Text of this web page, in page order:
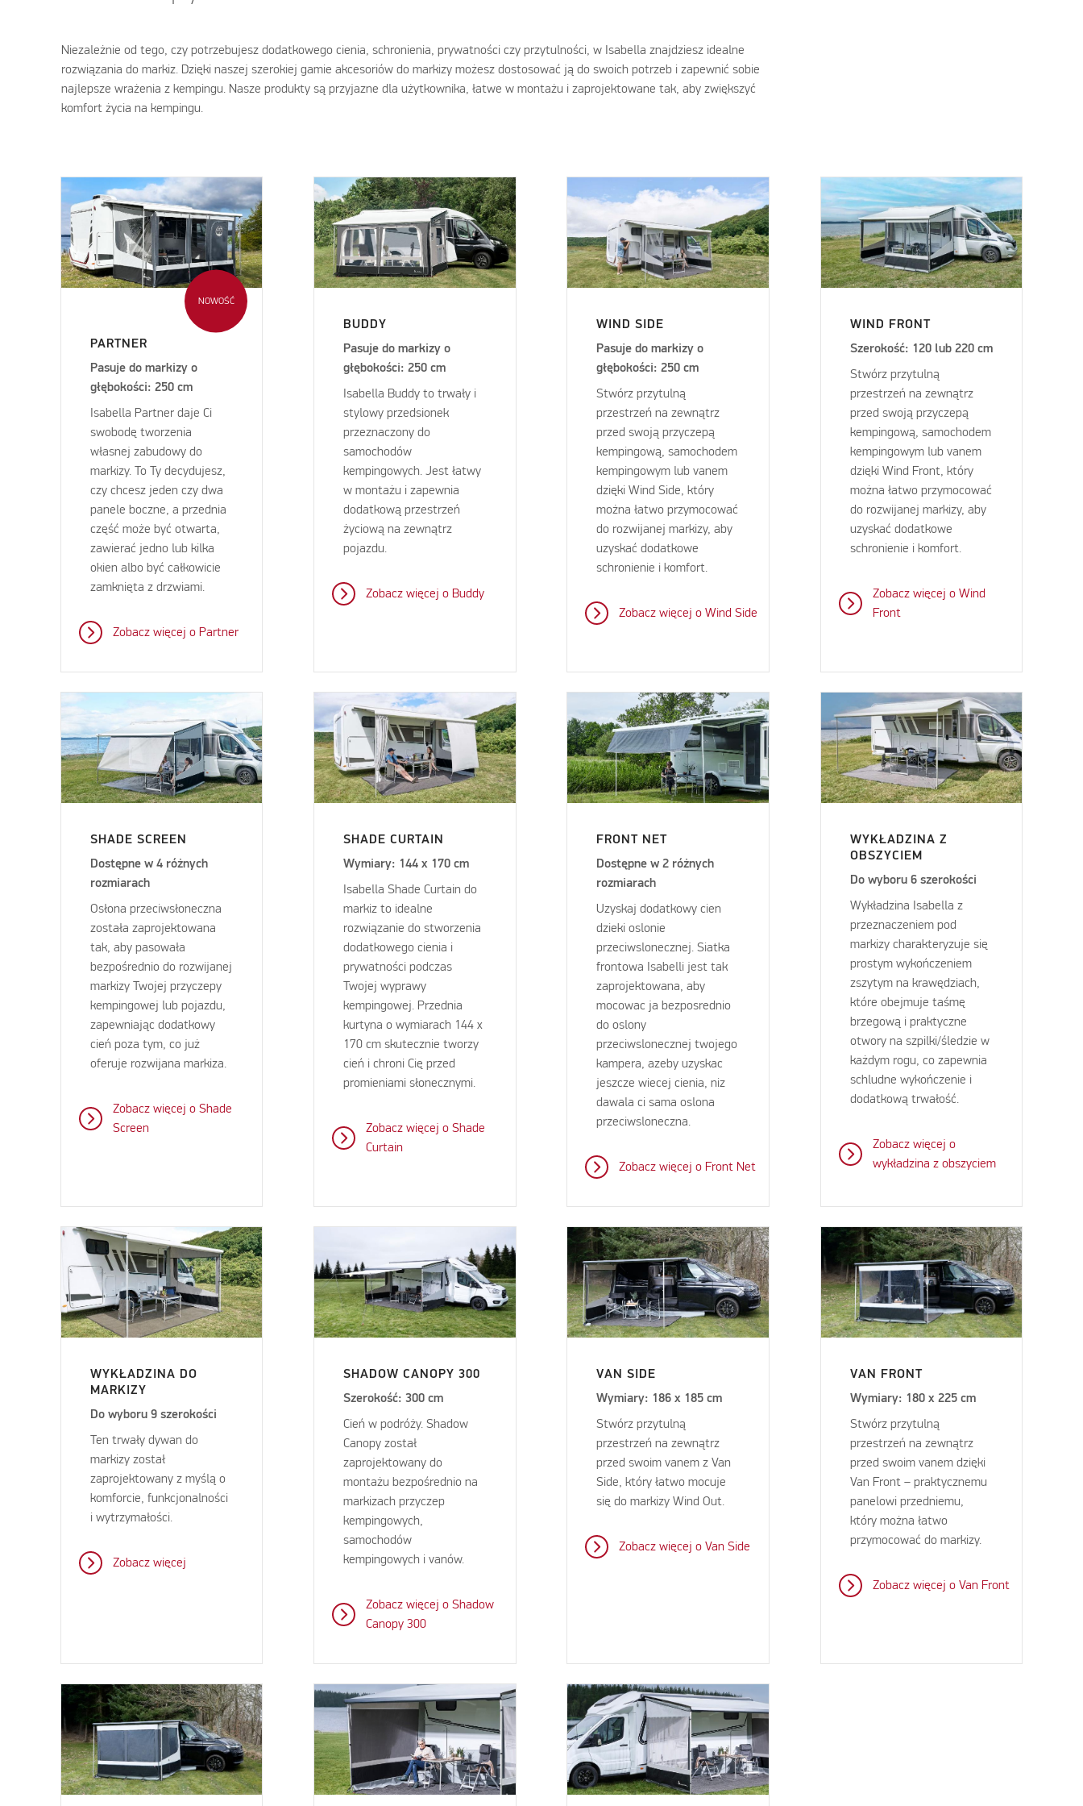
Niezależnie od tego, czy potrzebujesz dodatkowego cienia, schronienia, prywatności czy przytulności, w Isabella znajdziesz idealne
rozwiązania do markiz. Dzięki naszej szerokiej gamie akcesoriów do markizy możesz dostosować ją do swoich potrzeb i zapewnić sobie
najlepsze wrażenia z kempingu. Nasze produkty są przyjazne dla użytkownika, łatwe w montażu i zaprojektowane tak, aby zwiększyć
komfort życia na kempingu.
NOWOŚĆ
PARTNER
Pasuje do markizy o
głębokości: 250 cm
Isabella Partner daje Ci
swobodę tworzenia
własnej zabudowy do
markizy. To Ty decydujesz,
czy chcesz jeden czy dwa
panele boczne, a przednia
część może być otwarta,
zawierać jedno lub kilka
okien albo być całkowicie
zamknięta z drzwiami.
Zobacz więcej o Partner
BUDDY
Pasuje do markizy o
głębokości: 250 cm
Isabella Buddy to trwały i
stylowy przedsionek
przeznaczony do
samochodów
kempingowych. Jest łatwy
w montażu i zapewnia
dodatkową przestrzeń
życiową na zewnątrz
pojazdu.
Zobacz więcej o Buddy
WIND SIDE
Pasuje do markizy o
głębokości: 250 cm
Stwórz przytulną
przestrzeń na zewnątrz
przed swoją przyczepą
kempingową, samochodem
kempingowym lub vanem
dzięki Wind Side, który
można łatwo przymocować
do rozwijanej markizy, aby
uzyskać dodatkowe
schronienie i komfort.
Zobacz więcej o Wind Side
WIND FRONT
Szerokość: 120 lub 220 cm
Stwórz przytulną
przestrzeń na zewnątrz
przed swoją przyczepą
kempingową, samochodem
kempingowym lub vanem
dzięki Wind Front, który
można łatwo przymocować
do rozwijanej markizy, aby
uzyskać dodatkowe
schronienie i komfort.
Zobacz więcej o Wind
Front
SHADE SCREEN
Dostępne w 4 różnych
rozmiarach
Osłona przeciwsłoneczna
została zaprojektowana
tak, aby pasowała
bezpośrednio do rozwijanej
markizy Twojej przyczepy
kempingowej lub pojazdu,
zapewniając dodatkowy
cień poza tym, co już
oferuje rozwijana markiza.
Zobacz więcej o Shade
Screen
SHADE CURTAIN
Wymiary: 144 x 170 cm
Isabella Shade Curtain do
markiz to idealne
rozwiązanie do stworzenia
dodatkowego cienia i
prywatności podczas
Twojej wyprawy
kempingowej. Przednia
kurtyna o wymiarach 144 x
170 cm skutecznie tworzy
cień i chroni Cię przed
promieniami słonecznymi.
Zobacz więcej o Shade
Curtain
FRONT NET
Dostępne w 2 różnych
rozmiarach
Uzyskaj dodatkowy cien
dzieki oslonie
przeciwslonecznej. Siatka
frontowa Isabelli jest tak
zaprojektowana, aby
mocowac ja bezposrednio
do oslony
przeciwslonecznej twojego
kampera, azeby uzyskac
jeszcze wiecej cienia, niz
dawala ci sama oslona
przeciwsloneczna.
Zobacz więcej o Front Net
WYKŁADZINA Z
OBSZYCIEM
Do wyboru 6 szerokości
Wykładzina Isabella z
przeznaczeniem pod
markizy charakteryzuje się
prostym wykończeniem
zszytym na krawędziach,
które obejmuje taśmę
brzegową i praktyczne
otwory na szpilki/śledzie w
każdym rogu, co zapewnia
schludne wykończenie i
dodatkową trwałość.
Zobacz więcej o
wykładzina z obszyciem
WYKŁADZINA DO
MARKIZY
Do wyboru 9 szerokości
Ten trwały dywan do
markizy został
zaprojektowany z myślą o
komforcie, funkcjonalności
i wytrzymałości.
Zobacz więcej
SHADOW CANOPY 300
Szerokość: 300 cm
Cień w podróży. Shadow
Canopy został
zaprojektowany do
montażu bezpośrednio na
markizach przyczep
kempingowych,
samochodów
kempingowych i vanów.
Zobacz więcej o Shadow
Canopy 300
VAN SIDE
Wymiary: 186 x 185 cm
Stwórz przytulną
przestrzeń na zewnątrz
przed swoim vanem z Van
Side, który łatwo mocuje
się do markizy Wind Out.
Zobacz więcej o Van Side
VAN FRONT
Wymiary: 180 x 225 cm
Stwórz przytulną
przestrzeń na zewnątrz
przed swoim vanem dzięki
Van Front – praktycznemu
panelowi przedniemu,
który można łatwo
przymocować do markizy.
Zobacz więcej o Van Front